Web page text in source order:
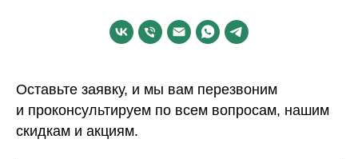
Оставьте заявку, и мы вам перезвоним
и проконсультируем по всем вопросам, нашим
скидкам и акциям.